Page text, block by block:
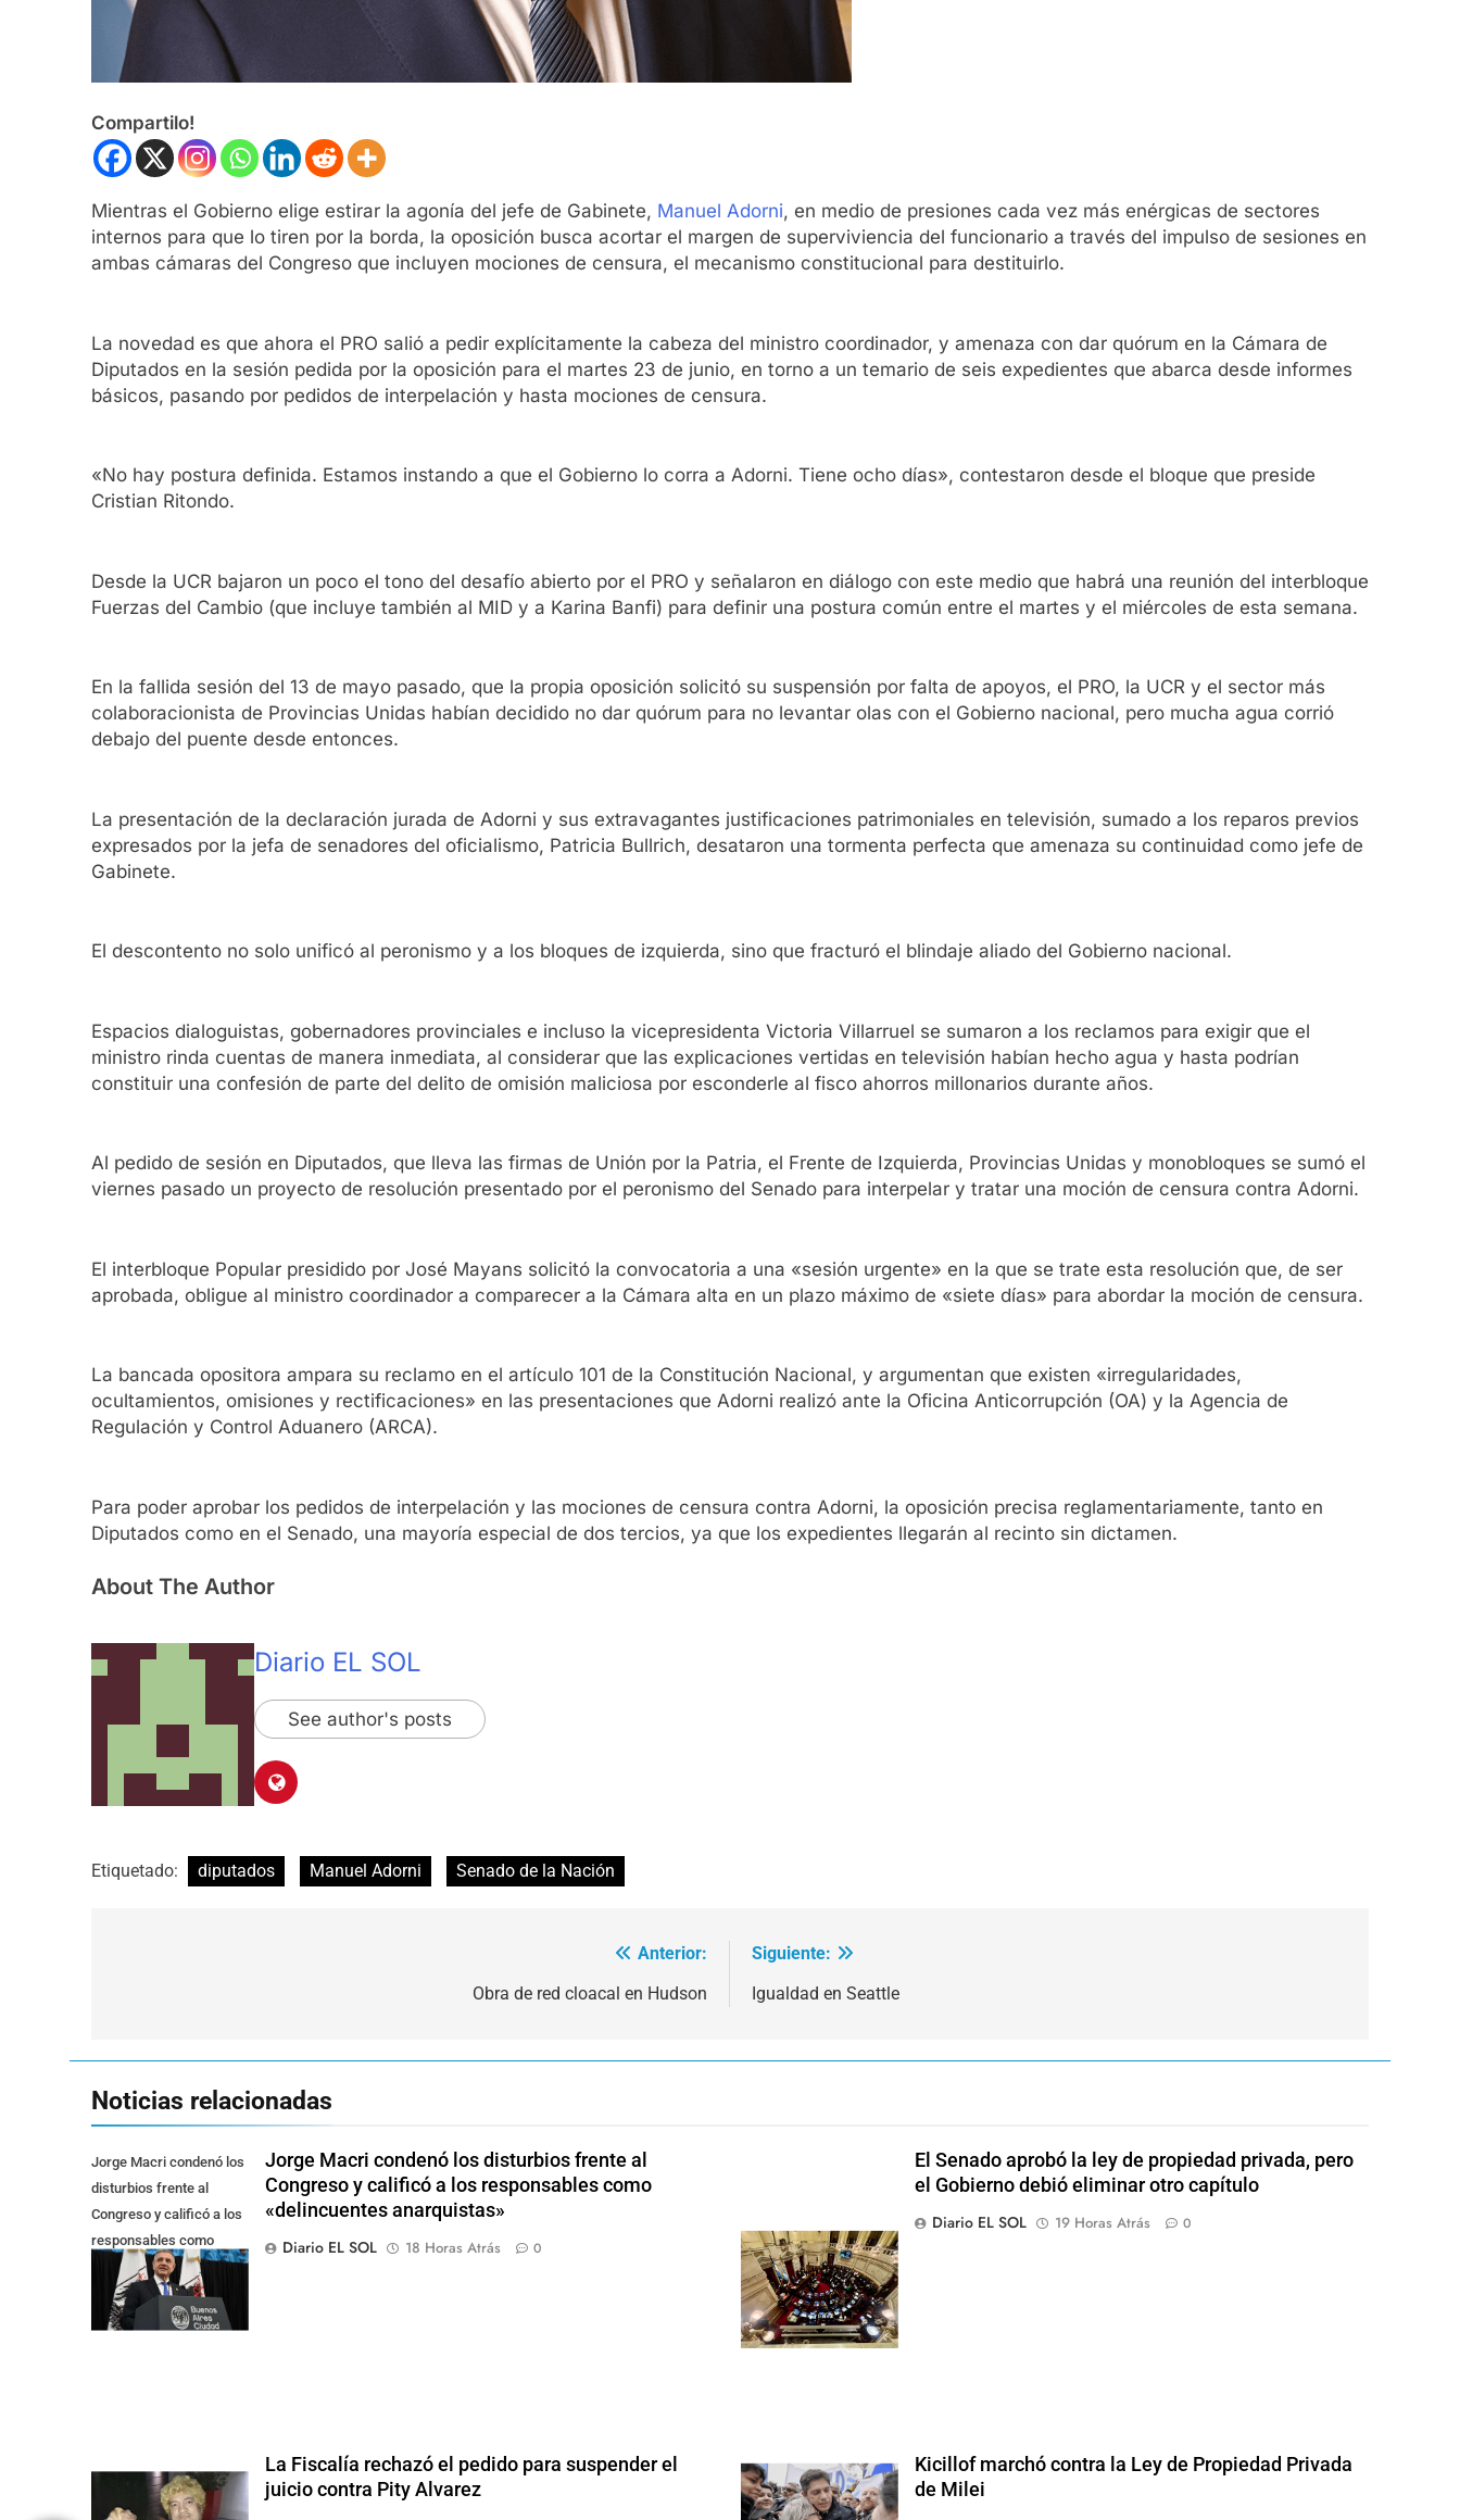
Compartilo!
Mientras el Gobierno elige estirar la agonía del jefe de Gabinete, Manuel Adorni, en medio de presiones cada vez más enérgicas de sectores
internos para que lo tiren por la borda, la oposición busca acortar el margen de superviviencia del funcionario a través del impulso de sesiones en
ambas cámaras del Congreso que incluyen mociones de censura, el mecanismo constitucional para destituirlo.
La novedad es que ahora el PRO salió a pedir explícitamente la cabeza del ministro coordinador, y amenaza con dar quórum en la Cámara de
Diputados en la sesión pedida por la oposición para el martes 23 de junio, en torno a un temario de seis expedientes que abarca desde informes
básicos, pasando por pedidos de interpelación y hasta mociones de censura.
«No hay postura definida. Estamos instando a que el Gobierno lo corra a Adorni. Tiene ocho días», contestaron desde el bloque que preside
Cristian Ritondo.
Desde la UCR bajaron un poco el tono del desafío abierto por el PRO y señalaron en diálogo con este medio que habrá una reunión del interbloque
Fuerzas del Cambio (que incluye también al MID y a Karina Banfi) para definir una postura común entre el martes y el miércoles de esta semana.
En la fallida sesión del 13 de mayo pasado, que la propia oposición solicitó su suspensión por falta de apoyos, el PRO, la UCR y el sector más
colaboracionista de Provincias Unidas habían decidido no dar quórum para no levantar olas con el Gobierno nacional, pero mucha agua corrió
debajo del puente desde entonces.
La presentación de la declaración jurada de Adorni y sus extravagantes justificaciones patrimoniales en televisión, sumado a los reparos previos
expresados por la jefa de senadores del oficialismo, Patricia Bullrich, desataron una tormenta perfecta que amenaza su continuidad como jefe de
Gabinete.
El descontento no solo unificó al peronismo y a los bloques de izquierda, sino que fracturó el blindaje aliado del Gobierno nacional.
Espacios dialoguistas, gobernadores provinciales e incluso la vicepresidenta Victoria Villarruel se sumaron a los reclamos para exigir que el
ministro rinda cuentas de manera inmediata, al considerar que las explicaciones vertidas en televisión habían hecho agua y hasta podrían
constituir una confesión de parte del delito de omisión maliciosa por esconderle al fisco ahorros millonarios durante años.
Al pedido de sesión en Diputados, que lleva las firmas de Unión por la Patria, el Frente de Izquierda, Provincias Unidas y monobloques se sumó el
viernes pasado un proyecto de resolución presentado por el peronismo del Senado para interpelar y tratar una moción de censura contra Adorni.
El interbloque Popular presidido por José Mayans solicitó la convocatoria a una «sesión urgente» en la que se trate esta resolución que, de ser
aprobada, obligue al ministro coordinador a comparecer a la Cámara alta en un plazo máximo de «siete días» para abordar la moción de censura.
La bancada opositora ampara su reclamo en el artículo 101 de la Constitución Nacional, y argumentan que existen «irregularidades,
ocultamientos, omisiones y rectificaciones» en las presentaciones que Adorni realizó ante la Oficina Anticorrupción (OA) y la Agencia de
Regulación y Control Aduanero (ARCA).
Para poder aprobar los pedidos de interpelación y las mociones de censura contra Adorni, la oposición precisa reglamentariamente, tanto en
Diputados como en el Senado, una mayoría especial de dos tercios, ya que los expedientes llegarán al recinto sin dictamen.
About The Author
Diario EL SOL
See author's posts
Etiquetado: diputados Manuel Adorni Senado de la Nación
Anterior:
Obra de red cloacal en Hudson
Siguiente:
Igualdad en Seattle
Noticias relacionadas
Jorge Macri condenó los
disturbios frente al
Congreso y calificó a los
responsables como
"delincuentes
anarquistas"
Jorge Macri condenó los disturbios frente al
Congreso y calificó a los responsables como
«delincuentes anarquistas»
Diario EL SOL
18 Horas Atrás 0
El Senado aprobó la ley de propiedad privada, pero
el Gobierno debió eliminar otro capítulo
Diario EL SOL
19 Horas Atrás 0
La Fiscalía rechazó el pedido para suspender el
juicio contra Pity Alvarez
Kicillof marchó contra la Ley de Propiedad Privada
de Milei